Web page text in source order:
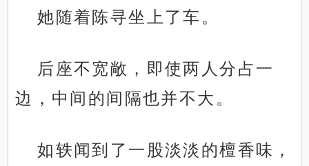
她随着陈寻坐上了车。
后座不宽敞，即使两人分占一
边，中间的间隔也并不大。
如轶闻到了一股淡淡的檀香味，